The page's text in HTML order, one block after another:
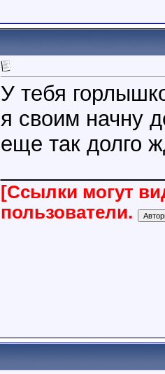
У тебя
я своим начну
еще так долго
[Ссылки могут
пользователи.